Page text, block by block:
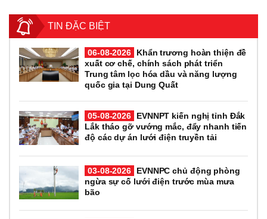
TIN ĐẶC BIỆT
06-08-2026
Khẩn trương hoàn thiện đề
xuất cơ chế, chính sách phát triển
Trung tâm lọc hóa dầu và năng lượng
quốc gia tại Dung Quất
05-08-2026
EVNNPT kiến nghị tỉnh Đắk
Lắk tháo gỡ vướng mắc, đẩy nhanh tiến
độ các dự án lưới điện truyền tải
03-08-2026
EVNNPC chủ động phòng
ngừa sự cố lưới điện trước mùa mưa
bão